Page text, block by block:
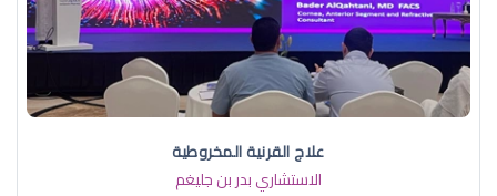
علاج القرنية المخروطية
الاستشاري بدر بن جليغم